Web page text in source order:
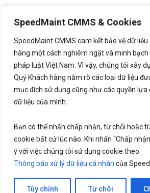
SpeedMaint CMMS & Cookies
SpeedMaint CMMS cam kết bảo vệ dữ liệu
hàng một cách nghiêm ngặt và minh
pháp luật Việt Nam. Vì vậy, chúng tôi xây
Quý Khách hàng nắm rõ các loại dữ liệu
mục đích sử dụng cũng như các quyền lựa
dữ liệu của mình.
Bạn có thể nhấn chấp nhận, từ chối hoặc
cookie bất cứ lúc nào. Khi nhấn “Chấp
ý với việc chúng tôi sử dụng cookie theo
Thông báo xử lý dữ liệu cá nhân của
Tùy chỉnh Từ chôi
©2020,SpeedMaint.com. All Rights
LetsGrow.vn
Thông báo xử lý dữ liệu